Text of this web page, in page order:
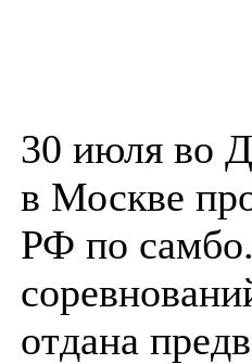
30 июля во
в Москве
РФ по
отдана